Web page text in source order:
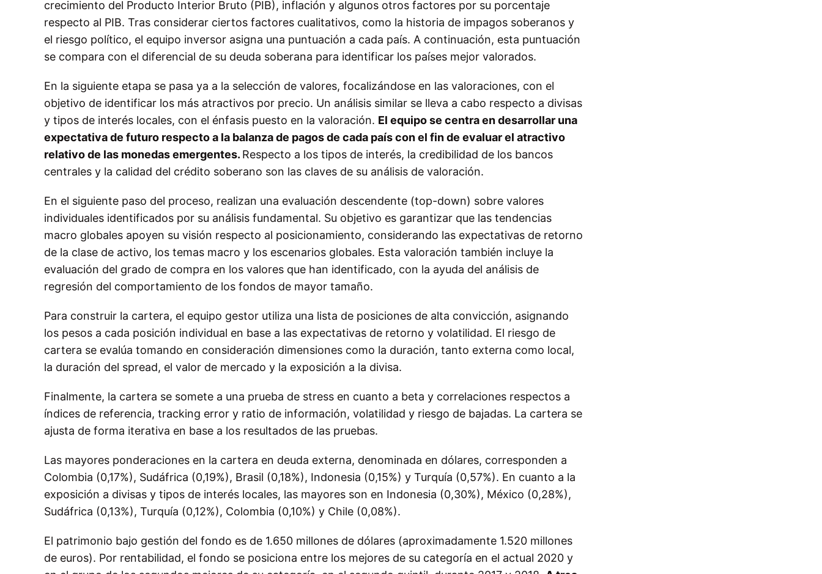
crecimiento del Producto Interior Bruto (PIB), inflación y algunos otros factores por su porcentaje
respecto al PIB. Tras considerar ciertos factores cualitativos, como la historia de impagos soberanos y
el riesgo político, el equipo inversor asigna una puntuación a cada país. A continuación, esta puntuación
se compara con el diferencial de su deuda soberana para identificar los países mejor valorados.
En la siguiente etapa se pasa ya a la selección de valores, focalizándose en las valoraciones, con el
objetivo de identificar los más atractivos por precio. Un análisis similar se lleva a cabo respecto a divisas
y tipos de interés locales, con el énfasis puesto en la valoración. El equipo se centra en desarrollar una
expectativa de futuro respecto a la balanza de pagos de cada país con el fin de evaluar el atractivo
relativo de las monedas emergentes. Respecto a los tipos de interés, la credibilidad de los bancos
centrales y la calidad del crédito soberano son las claves de su análisis de valoración.
En el siguiente paso del proceso, realizan una evaluación descendente (top-down) sobre valores
individuales identificados por su análisis fundamental. Su objetivo es garantizar que las tendencias
macro globales apoyen su visión respecto al posicionamiento, considerando las expectativas de retorno
de la clase de activo, los temas macro y los escenarios globales. Esta valoración también incluye la
evaluación del grado de compra en los valores que han identificado, con la ayuda del análisis de
regresión del comportamiento de los fondos de mayor tamaño.
Para construir la cartera, el equipo gestor utiliza una lista de posiciones de alta convicción, asignando
los pesos a cada posición individual en base a las expectativas de retorno y volatilidad. El riesgo de
cartera se evalúa tomando en consideración dimensiones como la duración, tanto externa como local,
la duración del spread, el valor de mercado y la exposición a la divisa.
Finalmente, la cartera se somete a una prueba de stress en cuanto a beta y correlaciones respectos a
índices de referencia, tracking error y ratio de información, volatilidad y riesgo de bajadas. La cartera se
ajusta de forma iterativa en base a los resultados de las pruebas.
Las mayores ponderaciones en la cartera en deuda externa, denominada en dólares, corresponden a
Colombia (0,17%), Sudáfrica (0,19%), Brasil (0,18%), Indonesia (0,15%) y Turquía (0,57%). En cuanto a la
exposición a divisas y tipos de interés locales, las mayores son en Indonesia (0,30%), México (0,28%),
Sudáfrica (0,13%), Turquía (0,12%), Colombia (0,10%) y Chile (0,08%).
El patrimonio bajo gestión del fondo es de 1.650 millones de dólares (aproximadamente 1.520 millones
de euros). Por rentabilidad, el fondo se posiciona entre los mejores de su categoría en el actual 2020 y